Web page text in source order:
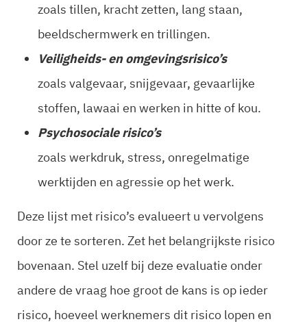
zoals tillen, kracht zetten, lang staan,
beeldschermwerk en trillingen.
Veiligheids- en omgevingsrisico’s
zoals valgevaar, snijgevaar, gevaarlijke
stoffen, lawaai en werken in hitte of kou.
Psychosociale risico’s
zoals werkdruk, stress, onregelmatige
werktijden en agressie op het werk.
Deze lijst met risico’s evalueert u vervolgens
door ze te sorteren. Zet het belangrijkste risico
bovenaan. Stel uzelf bij deze evaluatie onder
andere de vraag hoe groot de kans is op ieder
risico, hoeveel werknemers dit risico lopen en